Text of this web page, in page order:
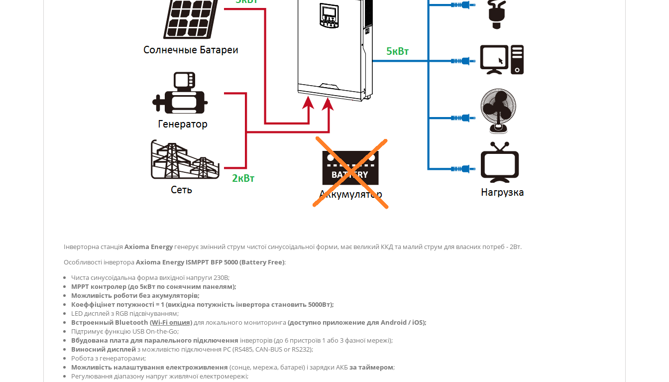
Інверторна станція Axioma Energyгенерує змінний струм чистої синусоїдальної форми, має великий ККД та малий струм для власних потреб - 2Вт.
Особливості інвертораAxioma Energy ISMPPT BFP 5000 (Battery Free):
Чиста синусоїдальна форма вихідної напруги 230В;
MPPT контролер (до 5кВт по сонячним панелям);
Можливість роботи без акумуляторів;
Коеффіцінет потужності = 1 (вихідна потужність інвертора становить 5000Вт);
LED дисплей з RGB підсвічуванням;
Встроенный Bluetooth (Wi-Fi опция)для локального мониторинга(доступно приложение для Android / iOS);
Підтримує функцію USB On-the-Go;
Вбудована плата для паралельного підключення інверторів (до 6 пристроїв 1 або 3 фазної мережі);
Виносний дисплейз можливістю підключення РС (RS485, CAN-BUS or RS232);
Робота з генераторами;
Можливість налаштування електроживлення (сонце, мережа, батареї) і зарядки АКБза таймером;
Регулювання діапазону напруг живлячої електромережі;